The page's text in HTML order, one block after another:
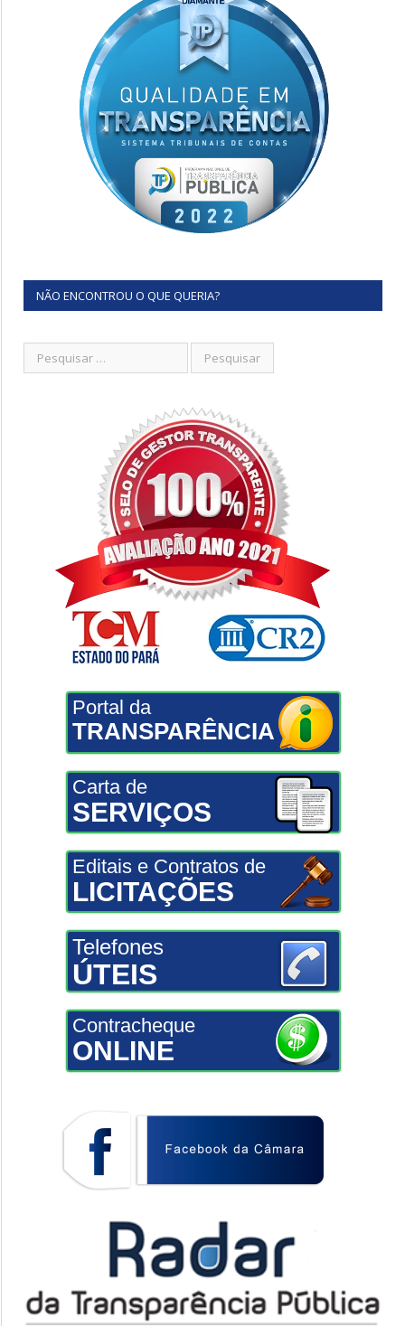
NÃO ENCONTROU O QUE QUERIA?
Portal da
TRANSPARÊNCIA
Carta de
SERVIÇOS
Editais e Contratos de
LICITAÇÕES
Telefones
ÚTEIS
Contracheque
ONLINE